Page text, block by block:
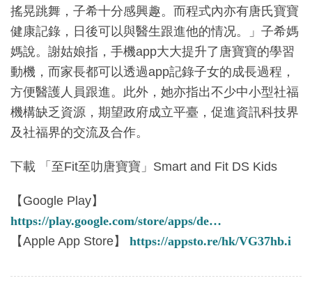
搖晃跳舞，子希十分感興趣。而程式內亦有唐氏寶寶
健康記錄，日後可以與醫生跟進他的情况。」子希媽
媽說。謝姑娘指，手機app大大提升了唐寶寶的學習
動機，而家長都可以透過app記錄子女的成長過程，
方便醫護人員跟進。此外，她亦指出不少中小型社福
機構缺乏資源，期望政府成立平臺，促進資訊科技界
及社福界的交流及合作。
下載 「至Fit至叻唐寶寶」Smart and Fit DS Kids
【Google Play】
https://play.google.com/store/apps/de…
【Apple App Store】 https://appsto.re/hk/VG37hb.i